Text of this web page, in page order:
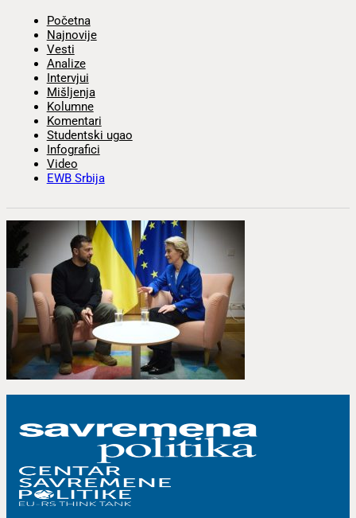
Početna
Najnovije
Vesti
Analize
Intervjui
Mišljenja
Kolumne
Komentari
Studentski ugao
Infografici
Video
EWB Srbija